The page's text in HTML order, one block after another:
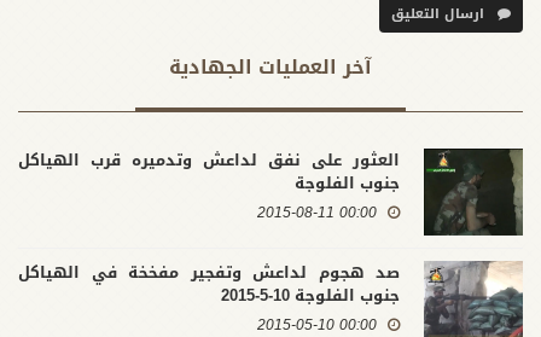
ارسال التعليق
آخر العملیات الجهادية
العثور على نفق لداعش وتدميره قرب الهياكل
جنوب الفلوجة
00:00 2015-08-11
صد هجوم لداعش وتفجير مفخخة في الهياكل
جنوب الفلوجة 10-5-2015
00:00 2015-05-10